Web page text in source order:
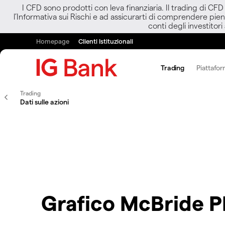
I CFD sono prodotti con leva finanziaria. Il trading di
l’Informativa sui Rischi e ad assicurarti di comprendere
conti degli investitori
Homepage Clienti Istituzionali
Trading
Trading
Dati sulle azioni
Grafico McBride